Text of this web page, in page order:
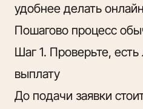
удобнее делать
Пошагово процесс
Шаг 1. Проверьте,
выплату
До подачи заявки